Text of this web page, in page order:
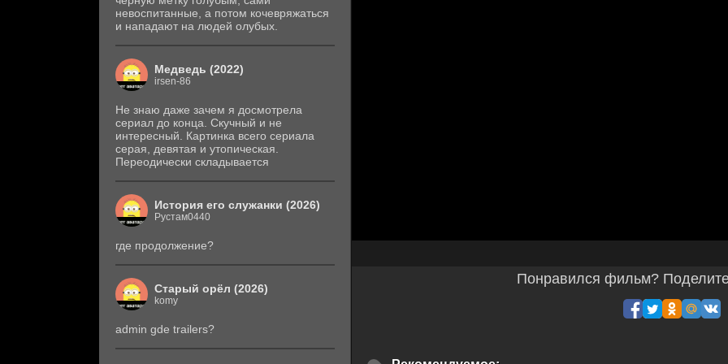
Понравился фильм?
невоспитанные, а потом кочевряжаться
и нападают на людей олубых.
Медведь (2022)
irsen-86
Не знаю даже зачем я досмотрела
сериал до конца. Скучный и не
интересный. Картинка всего сериала
серая, девятая и утопическая.
Переодически складывается
История его служанки (2026)
Рустам0440
где продолжение?
Старый орёл (2026)
komy
admin gde trailers?